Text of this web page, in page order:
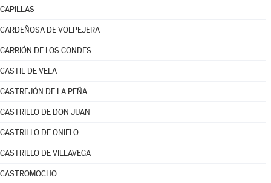
CAPILLAS
CARDEÑOSA DE VOLPEJERA
CARRIÓN DE LOS CONDES
CASTIL DE VELA
CASTREJÓN DE LA PEÑA
CASTRILLO DE DON JUAN
CASTRILLO DE ONIELO
CASTRILLO DE VILLAVEGA
CASTROMOCHO